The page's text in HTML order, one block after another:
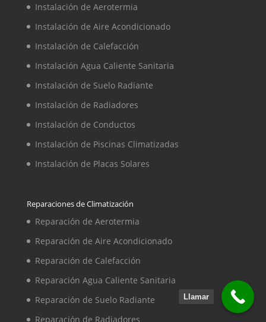
Instalación de Aerotermia
Instalación de Aire Acondicionado
Instalación de Calefacción
Instalación Agua Caliente Sanitaria
Instalación de Suelo Radiante
Instalación de Radiadores
Instalación de Conductos
Instalación de Piscinas Climatizadas
Instalación de Placas Solares
Reparaciones de Climatización
Reparación de Aerotermia
Reparación de Aire Acondicionado
Reparación de Calefacción
Reparación Agua Caliente Sanitaria
Reparación de Suelo Radiante
Reparación de Radiadores
Llamar